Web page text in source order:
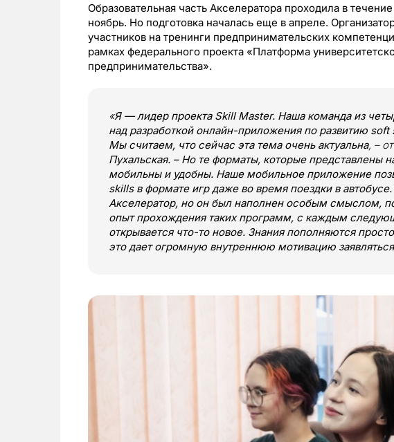
Образовательная часть Акселератора проходила в
ноябрь. Но подготовка началась еще в апреле.
участников на тренинги предпринимательских
рамках федерального проекта «Платформа
предпринимательства».
«Я — лидер проекта Skill Master. Наша команда из
над разработкой онлайн-приложения по развитию
Мы считаем, что сейчас эта тема очень актуальна, –
Пухальская. – Но те форматы, которые представлены
мобильны и удобны. Наше мобильное приложение
skills в формате игр даже во время поездки в
Акселератор, но он был наполнен особым смыслом,
опыт прохождения таких программ, с каждым
открывается что-то новое. Знания пополняются
это дает огромную внутреннюю мотивацию